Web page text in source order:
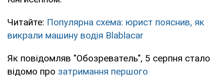
Читайте: Популярна схема: юрист пояснив, як
викрали машину водія Blablacar
Як повідомляв "Обозреватель", 5 серпня стало
відомо про затримання першого